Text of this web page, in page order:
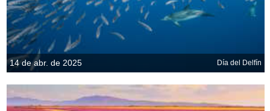
14 de abr. de 2025 Día del Delfín